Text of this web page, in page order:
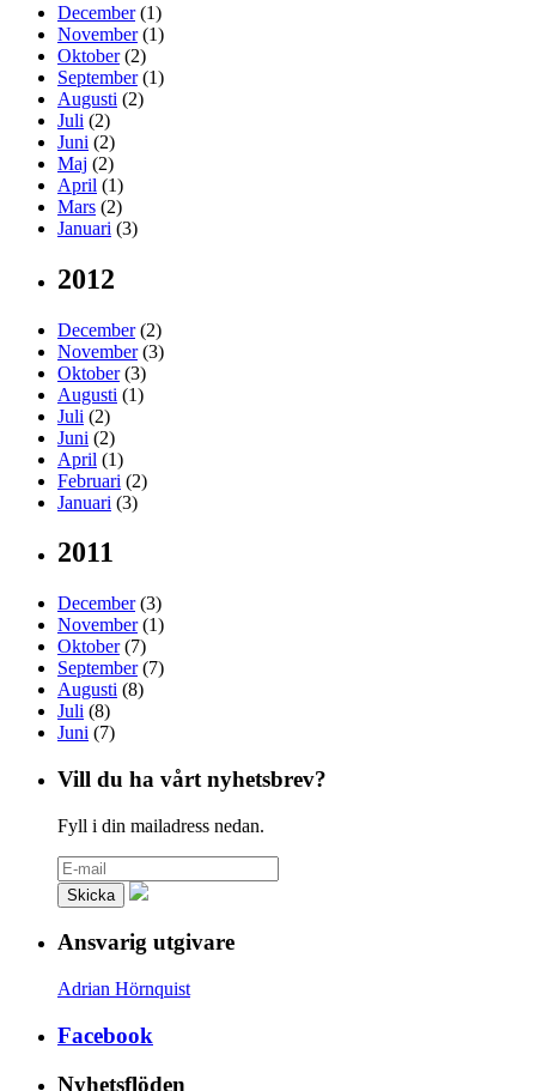
December (1)
November (1)
Oktober (2)
September (1)
Augusti (2)
Juli (2)
Juni (2)
Maj (2)
April (1)
Mars (2)
Januari (3)
2012
December (2)
November (3)
Oktober (3)
Augusti (1)
Juli (2)
Juni (2)
April (1)
Februari (2)
Januari (3)
2011
December (3)
November (1)
Oktober (7)
September (7)
Augusti (8)
Juli (8)
Juni (7)
Vill du ha vårt nyhetsbrev?
Fyll i din mailadress nedan.
Ansvarig utgivare
Adrian Hörnquist
Facebook
Nyhetsflöden